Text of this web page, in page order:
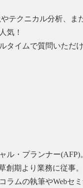
テクニカル分析、
気！
タイムで質問いただけ
ル・プランナー(AFP)
創期より業務に従事。
ムの執筆やWebセ